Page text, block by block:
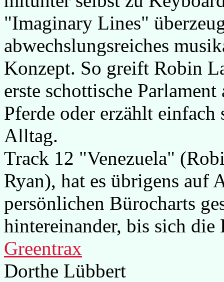
"Imaginary Lines"
abwechslungsreiches
Konzept. So greift Robin
erste schottische
Pferde oder erzählt einfach
Alltag.
Track 12 "Venezuela"
Ryan), hat es übrigens auf
persönlichen Bürocharts
hintereinander, bis sich die
Greentrax
Dorthe Lübbert